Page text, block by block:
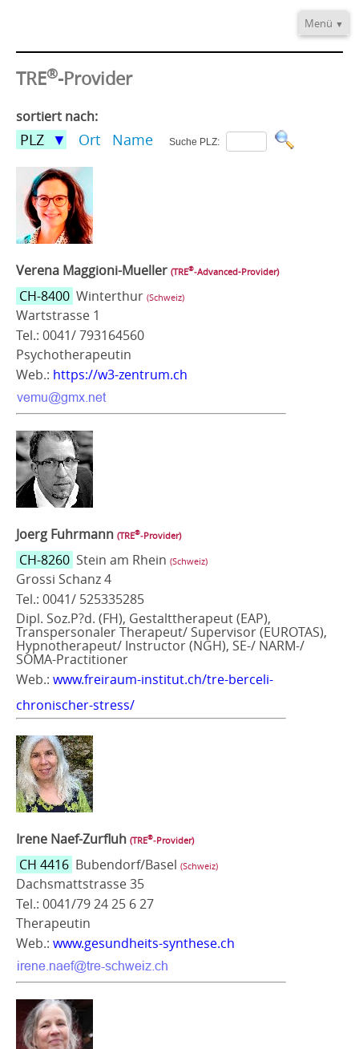
TRE
®-Provider
Menü
TRE®-Provider
sortiert nach:
PLZ Ort Name Suche PLZ:
Verena Maggioni-Mueller (TRE®‑Advanced-Provider)
CH-8400 Winterthur (Schweiz)
Wartstrasse 1
Tel.: 0041/ 793164560
Psychotherapeutin
Web.: https://w3-zentrum.ch
Joerg Fuhrmann (TRE®‑Provider)
CH-8260 Stein am Rhein (Schweiz)
Grossi Schanz 4
Tel.: 0041/ 525335285
Dipl. Soz.P?d. (FH), Gestalttherapeut (EAP),
Transpersonaler Therapeut/ Supervisor (EUROTAS),
Hypnotherapeut/ Instructor (NGH), SE-/ NARM-/
SOMA-Practitioner
Web.: www.freiraum-institut.ch/tre-berceli-
chronischer-stress/
Irene Naef-Zurfluh (TRE®‑Provider)
CH 4416 Bubendorf/Basel (Schweiz)
Dachsmattstrasse 35
Tel.: 0041/79 24 25 6 27
Therapeutin
Web.: www.gesundheits-synthese.ch